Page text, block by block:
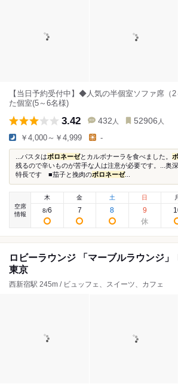
【当日予約受付中】◆人気の半個室ソファ席（
た個室(5～6名様)
3.42 432 人 52906 人
￥4,000～￥4,999 -
...パスタはボロネーゼとカルボナーラを食べました。
残るので辛いものが苦手な人は注意が必要です。...奥
特長です ■茄子と挽肉のボロネーゼ...
空席
情報
木
8/6
金
7
土
8
日
9
月
ロビーラウンジ 「マーブルラウンジ」
東京
西新宿駅 245m / ビュッフェ、スイーツ、カフェ